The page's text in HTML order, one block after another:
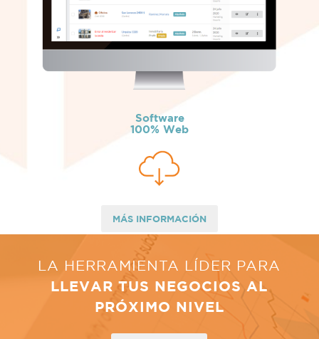
Software
100% Web
MÁS INFORMACIÓN
LA HERRAMIENTA LÍDER PARA
LLEVAR TUS NEGOCIOS AL
PRÓXIMO NIVEL